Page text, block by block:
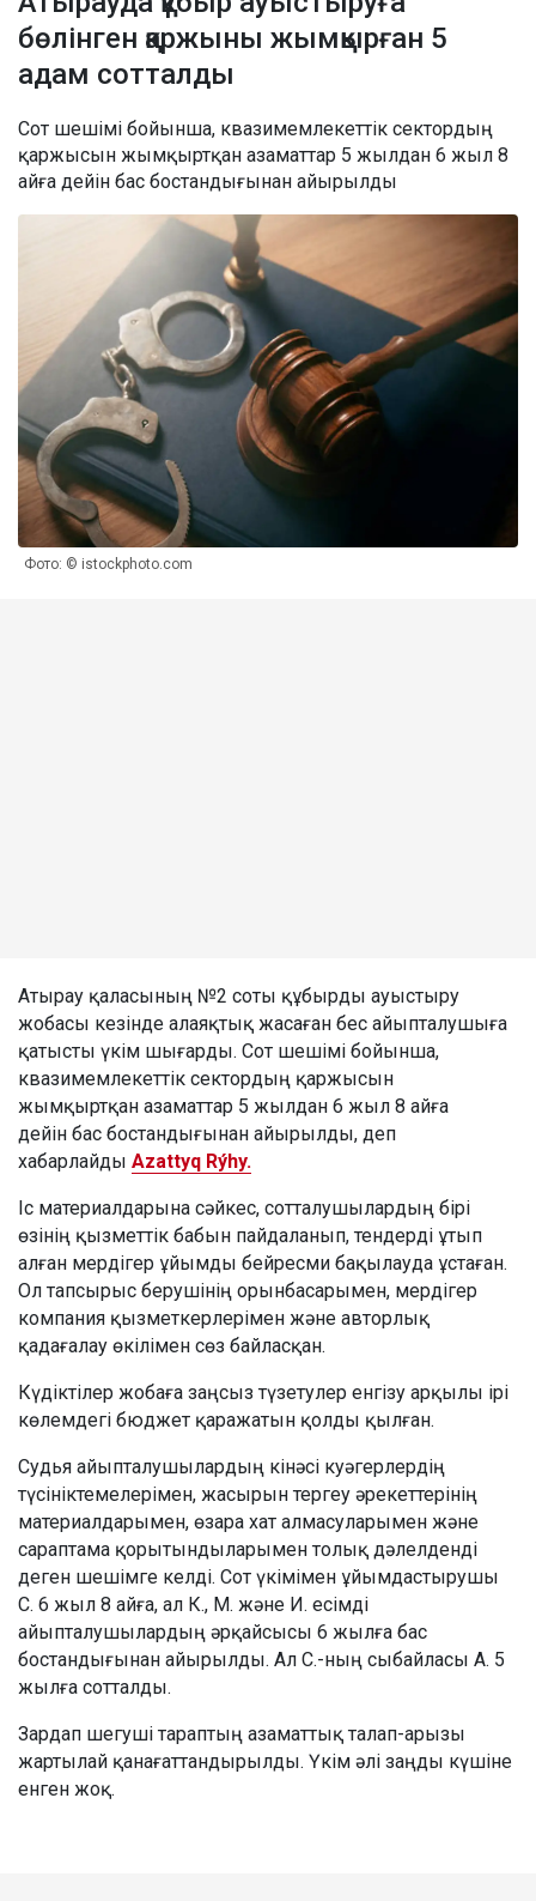
бөлінген қаржыны жымқырған 5
адам сотталды
Сот шешімі бойынша, квазимемлекеттік сектордың
қаржысын жымқыртқан азаматтар 5 жылдан 6 жыл 8
айға дейін бас бостандығынан айырылды
Фото: © istockphoto.com
Атырау қаласының №2 соты құбырды ауыстыру
жобасы кезінде алаяқтық жасаған бес айыпталушыға
қатысты үкім шығарды. Сот шешімі бойынша,
квазимемлекеттік сектордың қаржысын
жымқыртқан азаматтар 5 жылдан 6 жыл 8 айға
дейін бас бостандығынан айырылды, деп
хабарлайды Azattyq Rýhy.
Іс материалдарына сәйкес, сотталушылардың бірі
өзінің қызметтік бабын пайдаланып, тендерді ұтып
алған мердігер ұйымды бейресми бақылауда ұстаған.
Ол тапсырыс берушінің орынбасарымен, мердігер
компания қызметкерлерімен және авторлық
қадағалау өкілімен сөз байласқан.
Күдіктілер жобаға заңсыз түзетулер енгізу арқылы ірі
көлемдегі бюджет қаражатын қолды қылған.
Судья айыпталушылардың кінәсі куәгерлердің
түсініктемелерімен, жасырын тергеу әрекеттерінің
материалдарымен, өзара хат алмасуларымен және
сараптама қорытындыларымен толық дәлелденді
деген шешімге келді. Сот үкімімен ұйымдастырушы
С. 6 жыл 8 айға, ал К., М. және И. есімді
айыпталушылардың әрқайсысы 6 жылға бас
бостандығынан айырылды. Ал С.-ның сыбайласы А. 5
жылға сотталды.
Зардап шегуші тараптың азаматтық талап-арызы
жартылай қанағаттандырылды. Үкім әлі заңды күшіне
енген жоқ.